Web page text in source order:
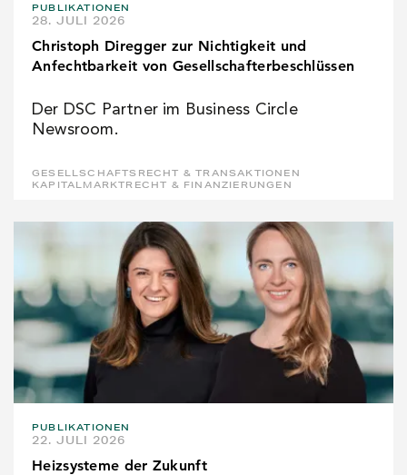
PUBLIKATIONEN
28. JULI 2026
Christoph Diregger zur Nichtigkeit und
Anfechtbarkeit von Gesellschafterbeschlüssen
Der DSC Partner im Business Circle
Newsroom.
GESELLSCHAFTSRECHT & TRANSAKTIONEN
KAPITALMARKTRECHT & FINANZIERUNGEN
PUBLIKATIONEN
22. JULI 2026
Heizsysteme der Zukunft